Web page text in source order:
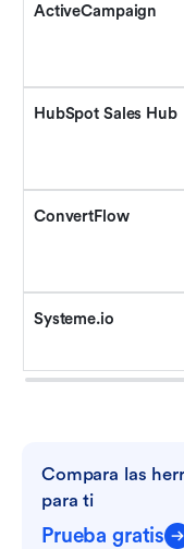
ActiveCampaign
HubSpot Sales Hub
ConvertFlow
Systeme.io
Compara las
para ti
Prueba gratis